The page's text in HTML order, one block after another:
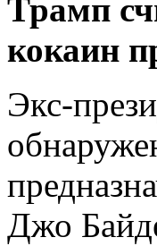
Трамп
кокаин
Экс-
Джо